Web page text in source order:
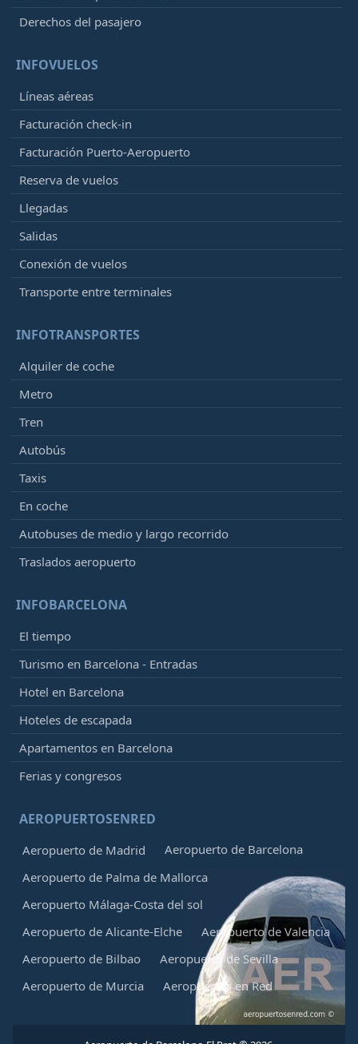
Derechos del pasajero
INFOVUELOS
Líneas aéreas
Facturación check-in
Facturación Puerto-Aeropuerto
Reserva de vuelos
Llegadas
Salidas
Conexión de vuelos
Transporte entre terminales
INFOTRANSPORTES
Alquiler de coche
Metro
Tren
Autobús
Taxis
En coche
Autobuses de medio y largo recorrido
Traslados aeropuerto
INFOBARCELONA
El tiempo
Turismo en Barcelona - Entradas
Hotel en Barcelona
Hoteles de escapada
Apartamentos en Barcelona
Ferias y congresos
AEROPUERTOSENRED
Aeropuerto de Madrid
Aeropuerto de Barcelona
Aeropuerto de Palma de Mallorca
Aeropuerto Málaga-Costa del sol
Aeropuerto de Alicante-Elche
Aeropuerto de Valencia
Aeropuerto de Bilbao
Aeropuerto de Sevilla
Aeropuerto de Murcia
Aeropuertos en Red